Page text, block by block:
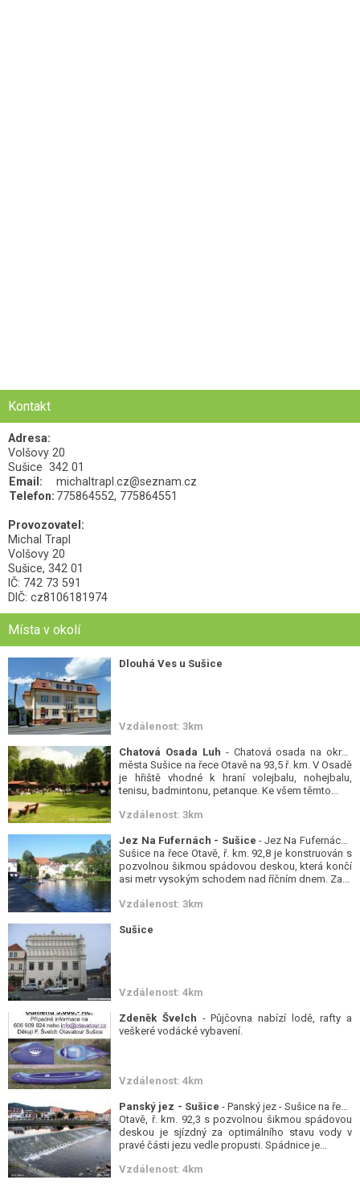
Kontakt
Adresa:
Volšovy 20
Sušice 342 01
Email:
michaltrapl.cz@seznam.cz
Telefon: 775864552, 775864551
Provozovatel:
Michal Trapl
Volšovy 20
Sušice, 342 01
IČ: 742 73 591
DIČ: cz8106181974
Místa v okolí
Dlouhá Ves u Sušice
Vzdálenost: 3km
Chatová Osada Luh - Chatová osada na okraji
města Sušice na řece Otavě na 93,5 ř. km. V Osadě
je hřiště vhodné k hraní volejbalu, nohejbalu,
tenisu, badmintonu, petanque. Ke všem těmto...
Vzdálenost: 3km
Jez Na Fufernách - Sušice - Jez Na Fufernách -
Sušice na řece Otavě, ř. km. 92,8 je konstruován s
pozvolnou šikmou spádovou deskou, která končí
asi metr vysokým schodem nad říčním dnem. Za...
Vzdálenost: 3km
Sušice
Vzdálenost: 4km
Zdeněk Švelch - Půjčovna nabízí lodě, rafty a
veškeré vodácké vybavení.
Vzdálenost: 4km
Panský jez - Sušice - Panský jez - Sušice na řece
Otavě, ř. km. 92,3 s pozvolnou šikmou spádovou
deskou je sjízdný za optimálního stavu vody v
pravé části jezu vedle propusti. Spádnice je...
Vzdálenost: 4km